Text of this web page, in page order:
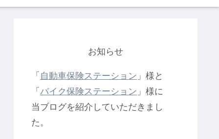
お知らせ
「 自動車保険ステーション 」様と
「 バイク保険ステーション 」様に
当ブログを紹介していただきまし
た。